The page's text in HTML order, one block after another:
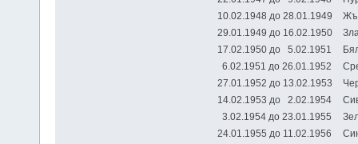
10.02.1948 до 28.01.1949
29.01.1949 до 16.02.1950
17.02.1950 до 5.02.1951
6.02.1951 до 26.01.1952
27.01.1952 до 13.02.1953
14.02.1953 до 2.02.1954
3.02.1954 до 23.01.1955
24.01.1955 до 11.02.1956